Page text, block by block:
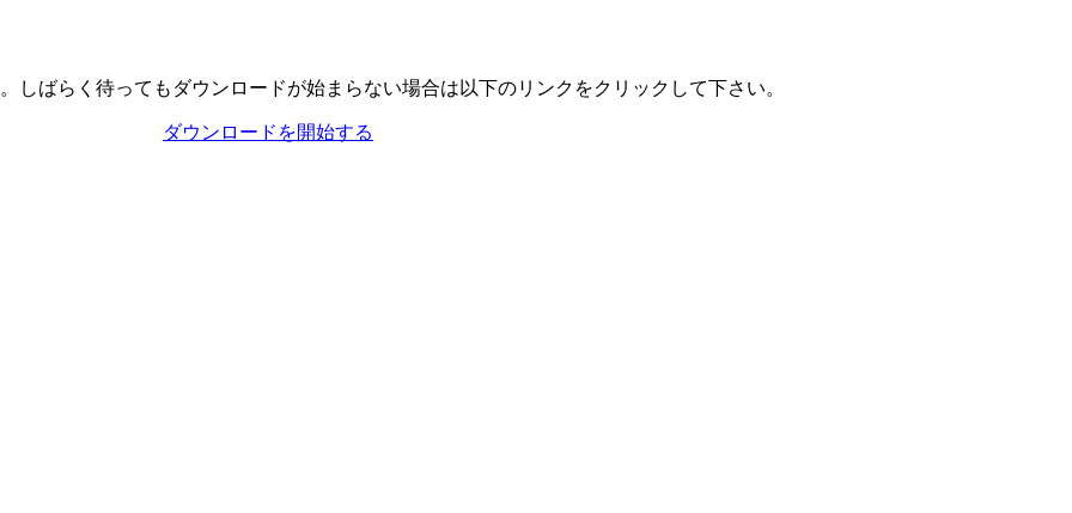
しばらく待ってもダウンロードが始まらない場合は以下のリンクをクリックして下さい。
ダウンロードを開始する